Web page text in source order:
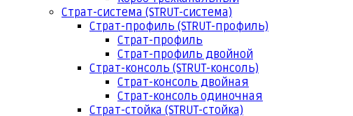
Страт-система (STRUT-система)
Страт-профиль (STRUT-профиль)
Страт-профиль
Страт-профиль двойной
Страт-консоль (STRUT-консоль)
Страт-консоль двойная
Страт-консоль одиночная
Страт-стойка (STRUT-стойка)